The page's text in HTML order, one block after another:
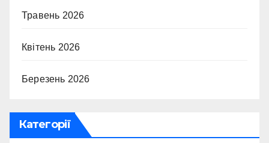
Травень 2026
Квітень 2026
Березень 2026
Категорії